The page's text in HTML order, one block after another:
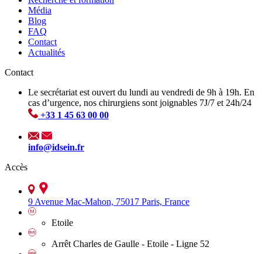
Média
Blog
FAQ
Contact
Actualités
Contact
Le secrétariat est ouvert du lundi au vendredi de 9h à 19h. En
cas d’urgence, nos chirurgiens sont joignables 7J/7 et 24h/24
+33 1 45 63 00 00
info@idsein.fr
Accès
9 Avenue Mac-Mahon, 75017 Paris, France
Etoile
Arrêt Charles de Gaulle - Etoile - Ligne 52